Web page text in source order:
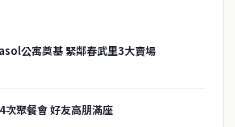
公寓奠基 緊鄰春武里3大賣場
次聚餐會 好友高朋滿座